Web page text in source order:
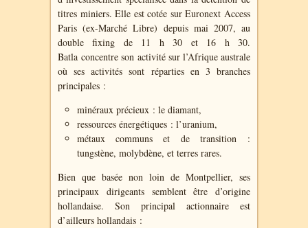
titres miniers. Elle est cotée sur Euronext Access
Paris (ex-Marché Libre) depuis mai 2007, au
double fixing de 11 h 30 et 16 h 30.
Batla concentre son activité sur l’Afrique australe
où ses activités sont réparties en 3 branches
principales :
minéraux précieux : le diamant,
ressources énergétiques : l’uranium,
métaux communs et de transition :
tungstène, molybdène, et terres rares.
Bien que basée non loin de Montpellier, ses
principaux dirigeants semblent être d’origine
hollandaise. Son principal actionnaire est
d’ailleurs hollandais :